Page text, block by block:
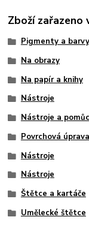
Zboží zařazeno
Pigmenty a barvy
Na obrazy
Na papír a knihy
Nástroje
Nástroje a
Povrchová úprava
Nástroje
Nástroje
Štětce a kartáče
Umělecké štětce